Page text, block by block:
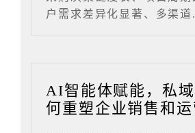
户需求差异化显著、多渠
AI智能体赋能，私
何重塑企业销售和运